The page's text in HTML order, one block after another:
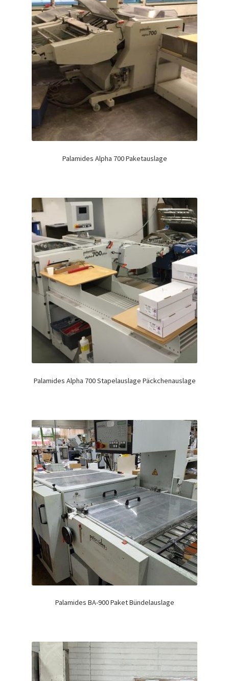
Palamides Alpha 700 Paketauslage
Palamides Alpha 700 Stapelauslage Päckchenauslage
Palamides BA-900 Paket Bündelauslage